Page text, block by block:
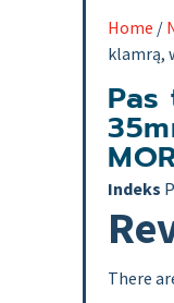
Home /
klamrą,
Indeks
There